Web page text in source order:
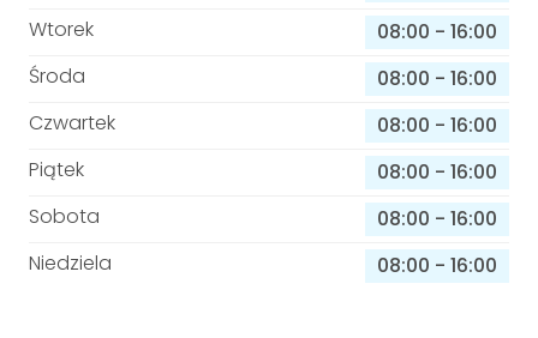
Wtorek
08:00 - 16:00
Środa
08:00 - 16:00
Czwartek
08:00 - 16:00
Piątek
08:00 - 16:00
Sobota
08:00 - 16:00
Niedziela
08:00 - 16:00